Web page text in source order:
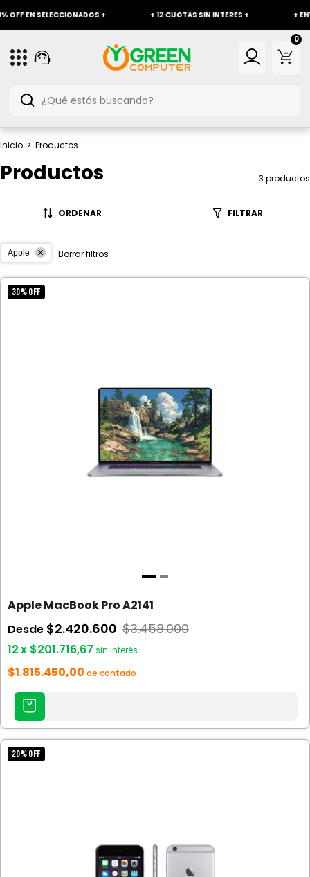
EN SELECCIONADOS + + 12 CUOTAS SIN INTERES + +
0
Inicio > Productos
Productos 3 productos
ORDENAR FILTRAR
Apple Borrar filtros
30%OFF
Apple MacBook Pro A2141
Desde $2.420.600 $3.458.000
12x $201.716,67 sin interés
$1.815.450,00 de contado
AGREGAR
CARRITO
20%OFF